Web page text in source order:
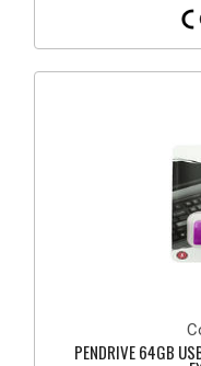
PENDRIVE 64GB